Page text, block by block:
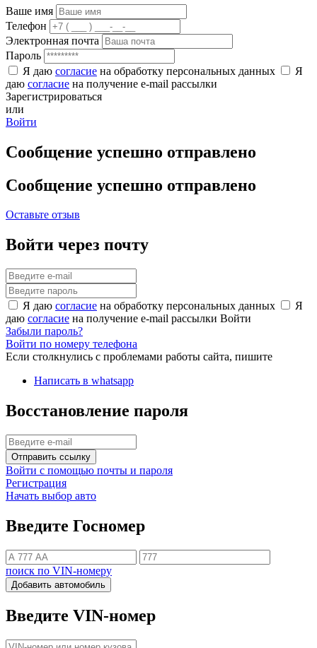
Ваше имя
Телефон
Электронная почта
Пароль
Я даю согласие на обработку персональных данных
Я
даю согласие на получение e-mail рассылки
Зарегистрироваться
или
Войти
Сообщение успешно отправлено
Сообщение успешно отправлено
Оставьте отзыв
Войти через почту
Я даю согласие на обработку персональных данных
Я
даю согласие на получение e-mail рассылки Войти
Забыли пароль?
Войти по номеру телефона
Если столкнулись с проблемами работы сайта, пишите
Написать в whatsapp
Восстановление пароля
Отправить ссылку
Войти с помощью почты и пароля
Регистрация
Начать выбор авто
Введите Госномер
поиск по VIN-номеру
Добавить автомобиль
Введите VIN-номер